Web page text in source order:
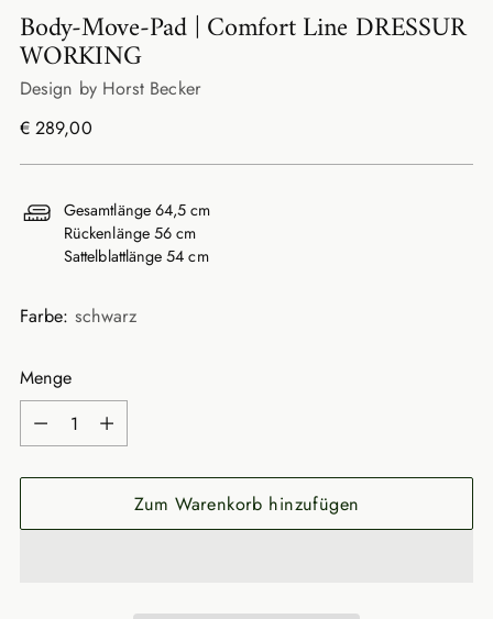
Body-Move-Pad | Comfort Line DRESSUR
WORKING
Design by Horst Becker
Regulärer
€ 289,00
Gesamtlänge 64,5 cm
Rückenlänge 56 cm
Sattelblattlänge 54 cm
Farbe: schwarz
Menge
Menge
Zum Warenkorb hinzufügen